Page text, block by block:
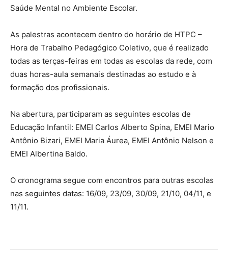
Saúde Mental no Ambiente Escolar.
As palestras acontecem dentro do horário de HTPC –
Hora de Trabalho Pedagógico Coletivo, que é realizado
todas as terças-feiras em todas as escolas da rede, com
duas horas-aula semanais destinadas ao estudo e à
formação dos profissionais.
Na abertura, participaram as seguintes escolas de
Educação Infantil: EMEI Carlos Alberto Spina, EMEI Mario
Antônio Bizari, EMEI Maria Áurea, EMEI Antônio Nelson e
EMEI Albertina Baldo.
O cronograma segue com encontros para outras escolas
nas seguintes datas: 16/09, 23/09, 30/09, 21/10, 04/11, e
11/11.